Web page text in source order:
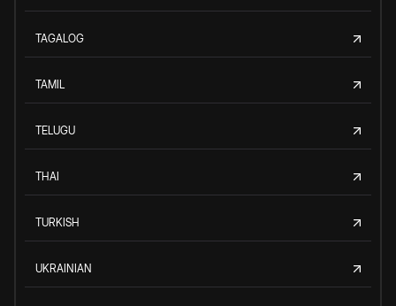
TAGALOG
TAMIL
TELUGU
THAI
TURKISH
UKRAINIAN